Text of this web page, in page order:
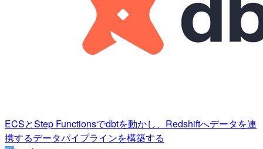
ECSとStep Functionsでdbtを動かし、Redshiftへデータを連
携するデータパイプラインを構築する